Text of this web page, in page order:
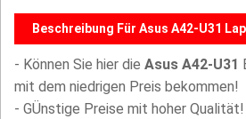
Beschreibung Für Asus A42-U31
- Können Sie hier die Asus A42-U31
mit dem niedrigen Preis bekommen!
- GÜnstige Preise mit hoher Qualität!